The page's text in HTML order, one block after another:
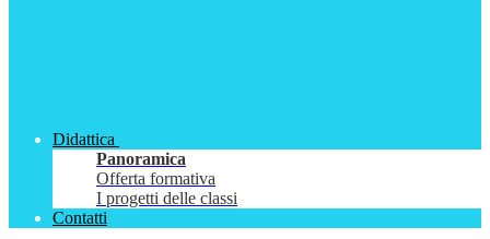
Didattica
Panoramica
Offerta formativa
I progetti delle classi
Contatti